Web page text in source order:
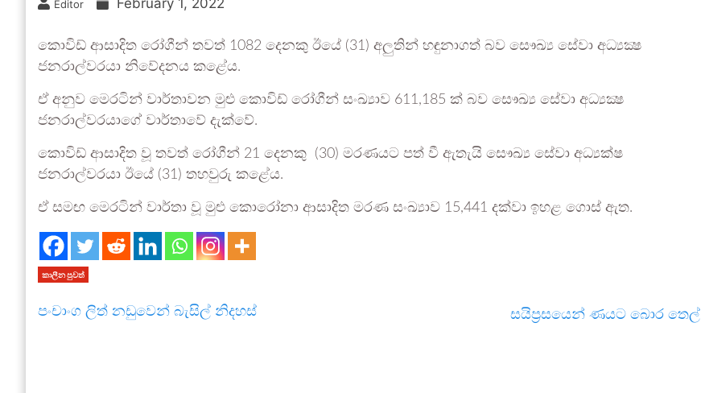
Editor February 1, 2022
කොවිඩ් ආසාදිත රෝගීන් තවත් 1082 දෙනකු ඊයේ (31) අලුතින් හඳුනාගත් බව සෞඛ්‍ය සේවා අධ්‍යක්‍ෂ
ජනරාල්වරයා නිවේදනය කළේය.
ඒ අනුව මෙරටින් වාර්තාවන මුළු කොවිඩ් රෝගීන් සංඛ්‍යාව 611,185 ක් බව සෞඛ්‍ය සේවා අධ්‍යක්‍ෂ
ජනරාල්වරයාගේ වාර්තාවේ දැක්වේ.
කොවිඩ් ආසාදිත වූ තවත් රෝගීන් 21 දෙනකු (30) මරණයට පත් වී ඇතැයි සෞඛ්‍ය සේවා අධ්‍යක්ෂ
ජනරාල්වරයා ඊයේ (31) තහවුරු කළේය.
ඒ සමඟ මෙරටින් වාර්තා වූ මුළු කොරෝනා ආසාදිත මරණ සංඛ්‍යාව 15,441 දක්වා ඉහළ ගොස් ඇත.
කාලීන පුවත්
පංචාංග ලිත් නඩුවෙන් බැසිල් නිදහස් සයිප්‍රසයෙන් ණයට බොර තෙල්